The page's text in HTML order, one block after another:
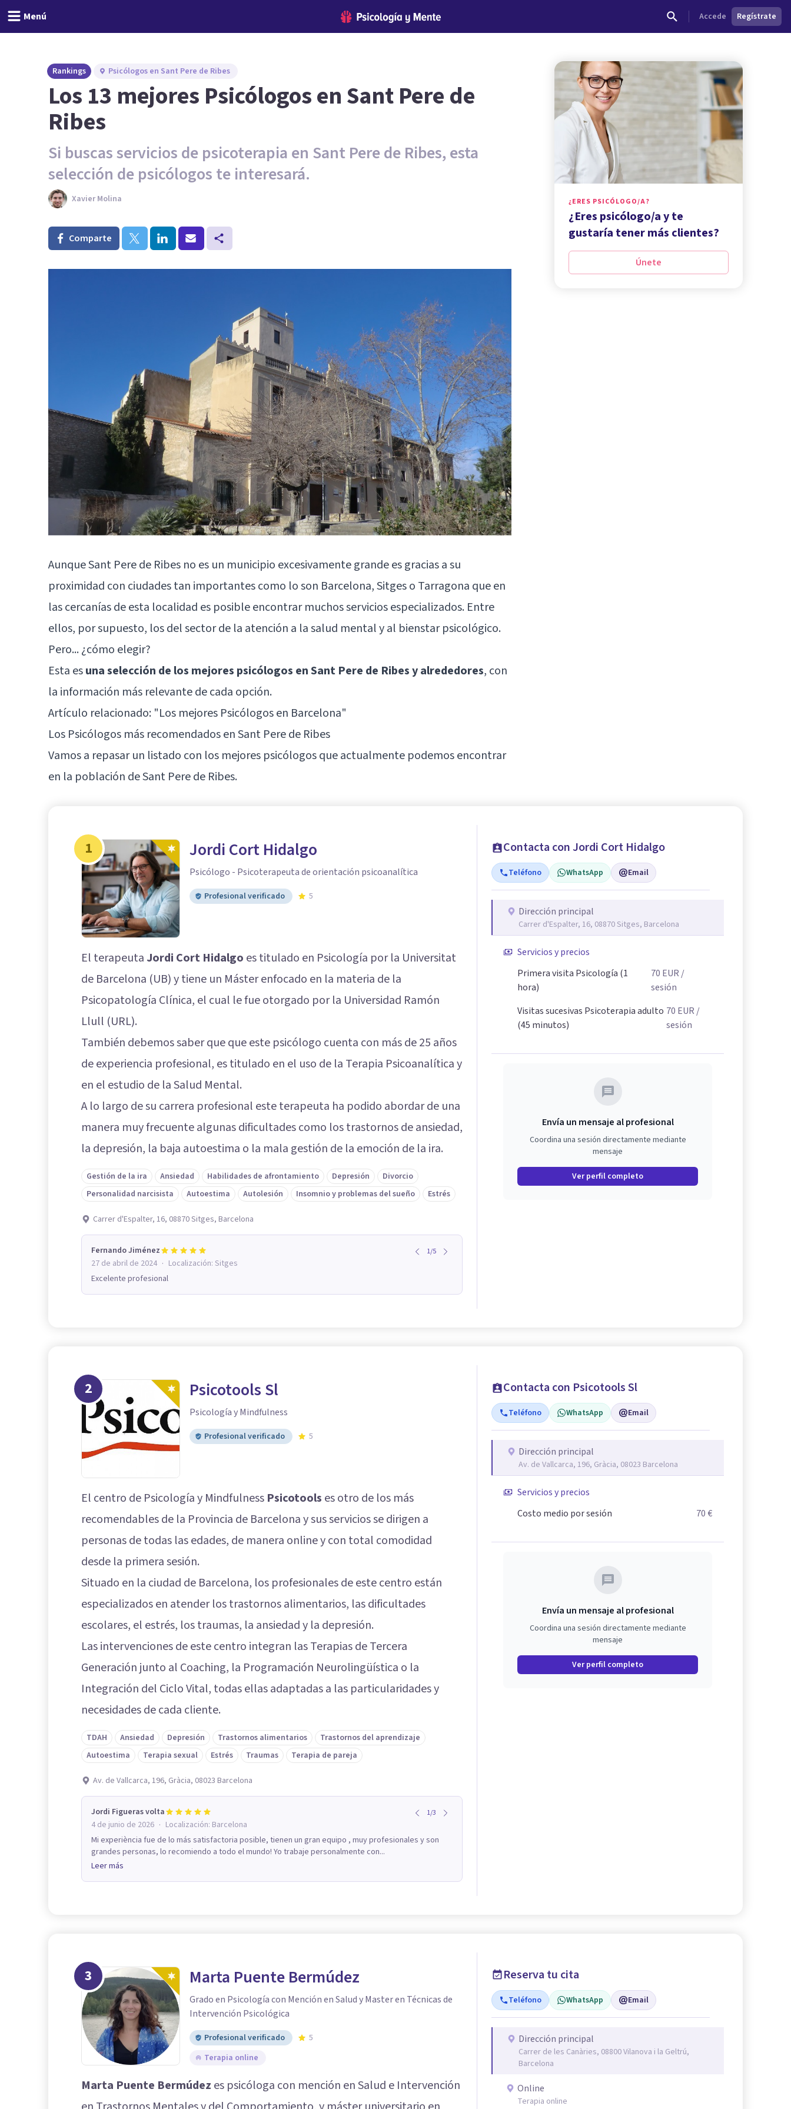
Menú Accede Regístrate
Rankings Psicólogos en Sant Pere de Ribes
Los 13 mejores Psicólogos en Sant Pere de
Ribes
Si buscas servicios de psicoterapia en Sant Pere de Ribes, esta
selección de psicólogos te interesará.
Xavier Molina
Comparte
Aunque Sant Pere de Ribes no es un municipio excesivamente grande es gracias a su
proximidad con ciudades tan importantes como lo son Barcelona, Sitges o Tarragona que en
las cercanías de esta localidad es posible encontrar muchos servicios especializados. Entre
ellos, por supuesto, los del sector de la atención a la salud mental y al bienstar psicológico.
Pero... ¿cómo elegir?
Esta esuna selección de los mejores psicólogos en Sant Pere de Ribes y alrededores, con
la información más relevante de cada opción.
Artículo relacionado: "Los mejores Psicólogos en Barcelona"
Los Psicólogos más recomendados en Sant Pere de Ribes
Vamos a repasar un listado con los mejores psicólogos que actualmente podemos encontrar
en la población de Sant Pere de Ribes.
¿ERES PSICÓLOGO/A?
¿Eres psicólogo/a y te
gustaría tener más clientes?
Únete
1 Jordi Cort Hidalgo
Psicólogo - Psicoterapeuta de orientación psicoanalítica
Profesional verificado 5
El terapeutaJordi Cort Hidalgo es titulado en Psicología por la Universitat
de Barcelona (UB) y tiene un Máster enfocado en la materia de la
Psicopatología Clínica, el cual le fue otorgado por la Universidad Ramón
Llull (URL).
También debemos saber que que este psicólogo cuenta con más de 25 años
de experiencia profesional, es titulado en el uso de la Terapia Psicoanalítica y
en el estudio de la Salud Mental.
A lo largo de su carrera profesional este terapeuta ha podido abordar de una
manera muy frecuente algunas dificultades como los trastornos de ansiedad,
la depresión, la baja autoestima o la mala gestión de la emoción de la ira.
Gestión de la ira Ansiedad Habilidades de afrontamiento Depresión
Divorcio
Personalidad narcisista
Autoestima Autolesión Insomnio y problemas del sueño Estrés
Carrer d'Espalter, 16, 08870 Sitges, Barcelona
Fernando Jiménez 1/5
27 de abril de 2024 · Localización: Sitges
Excelente profesional
Contacta con Jordi Cort Hidalgo
Teléfono WhatsApp Email
Dirección principal
Carrer d'Espalter, 16, 08870 Sitges, Barcelona
Servicios y precios
Primera visita Psicología (1
hora)
70 EUR /
sesión
Visitas sucesivas Psicoterapia adulto
(45 minutos)
70 EUR /
sesión
Envía un mensaje al profesional
Coordina una sesión directamente mediante
mensaje
Ver perfil completo
2 Psicotools Sl
Psicología y Mindfulness
Profesional verificado 5
El centro de Psicología y Mindfulness Psicotools es otro de los más
recomendables de la Provincia de Barcelona y sus servicios se dirigen a
personas de todas las edades, de manera online y con total comodidad
desde la primera sesión.
Situado en la ciudad de Barcelona, los profesionales de este centro están
especializados en atender los trastornos alimentarios, las dificultades
escolares, el estrés, los traumas, la ansiedad y la depresión.
Las intervenciones de este centro integran las Terapias de Tercera
Generación junto al Coaching, la Programación Neurolingüística o la
Integración del Ciclo Vital, todas ellas adaptadas a las particularidades y
necesidades de cada cliente.
TDAH Ansiedad Depresión Trastornos alimentarios
Trastornos del aprendizaje
Autoestima
Terapia sexual Estrés Traumas Terapia de pareja
Av. de Vallcarca, 196, Gràcia, 08023 Barcelona
Jordi Figueras volta 1/3
4 de junio de 2026 · Localización: Barcelona
Mi experiència fue de lo más satisfactoria posible, tienen un gran equipo , muy profesionales y son
grandes personas, lo recomiendo a todo el mundo! Yo trabaje personalmente con...
Leer más
Contacta con Psicotools Sl
Teléfono WhatsApp Email
Dirección principal
Av. de Vallcarca, 196, Gràcia, 08023 Barcelona
Servicios y precios
Costo medio por sesión
70 €
Envía un mensaje al profesional
Coordina una sesión directamente mediante
mensaje
Ver perfil completo
3 Marta Puente Bermúdez
Grado en Psicología con Mención en Salud y Master en Técnicas de
Intervención Psicológica
Profesional verificado
5
Terapia online
Marta Puente Bermúdez es psicóloga con mención en Salud e Intervención
Reserva tu cita
Teléfono WhatsApp Email
Dirección principal
Carrer de les Canàries, 08800 Vilanova i la Geltrú,
Barcelona
Online
Terapia online